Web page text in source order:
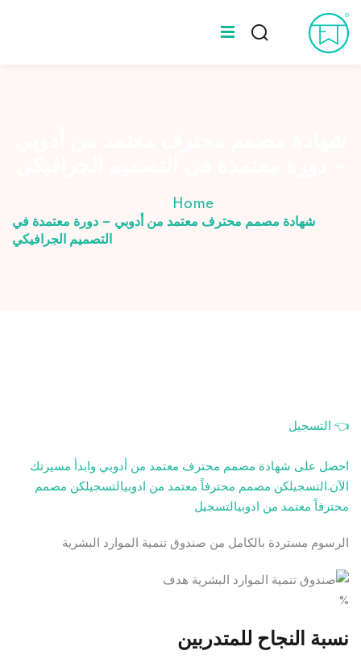
Skip
to
content
Home
شهادة مصمم محترف معتمد من أدوبي – دورة معتمدة في
التصميم الجرافيكي
👈 التسجيل
احصل على شهادة مصمم محترف معتمد من أدوبي وابدأ مسيرتك
الآن.التسجيلكن مصمم محترفاً معتمد من ادوبيالتسجيلكن مصمم
محترفاً معتمد من ادوبيالتسجيل
الرسوم مستردة بالكامل من صندوق تنمية الموارد البشرية
%
نسبة النجاح للمتدربين
Sign in